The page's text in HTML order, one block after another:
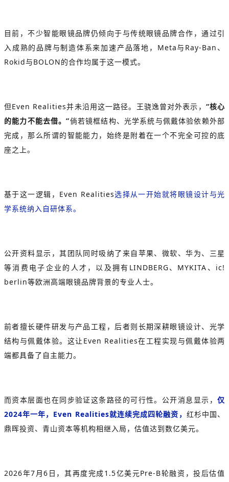
目前，不少智能眼镜品牌仍倾向于与传统眼镜品牌合作，通过引
入成熟的品牌与制造体系来加速产品落地，Meta与Ray-Ban、
Rokid与BOLON的合作均属于这一模式。
但Even Realities并未沿用这一路径。 王骁逸曾对外表示， “核心
的能力不能去借。”倘若镜框结构、光学系统与佩戴体验依赖外部
完成，那么所谓的智能能力，始终是附着在一个不完全可控的底
座之上。
基于这一逻辑，Even Realities选择从一开始就将眼镜设计与光
学系统纳入自研体系。
公开资料显示，其团队同时吸纳了来自苹果、微软、华为、三星
等消费电子企业的人才，以及拥有LINDBERG、MYKITA、ic!
berlin等欧洲高端眼镜品牌背景的专业人士。
前者擅长硬件研发与产品工程，后者则长期深耕眼镜设计、光学
结构与佩戴体验。这让Even Realities在工程实现与佩戴体验两
端都具备了自主能力。
而资本层面也在同步验证这条路径的可行性。公开消息显示， 仅
2024年一年，Even Realities就连续完成四轮融资， 红杉中国、
鼎晖投资、青山资本等机构相继入局，估值达到数亿美元。
2026年7月6日，其再度完成1.5亿美元Pre-B轮融资，投后估值